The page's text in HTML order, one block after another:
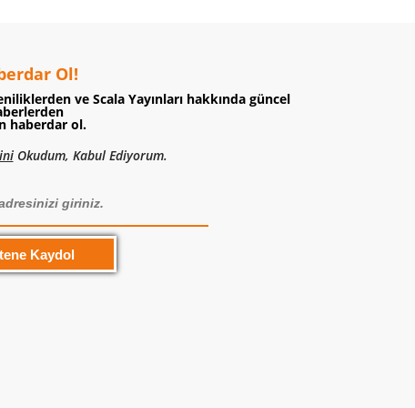
Ol!
ve Scala Yayınları hakkında güncel
haberdar ol.
Okudum, Kabul Ediyorum.